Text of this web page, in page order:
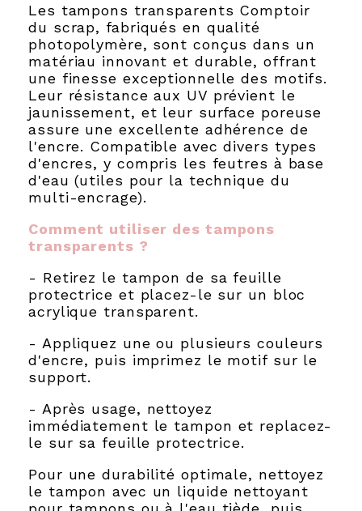
Les tampons transparents Comptoir
du scrap, fabriqués en qualité
photopolymère, sont conçus dans un
matériau innovant et durable, offrant
une finesse exceptionnelle des motifs.
Leur résistance aux UV prévient le
jaunissement, et leur surface poreuse
assure une excellente adhérence de
l'encre. Compatible avec divers types
d'encres, y compris les feutres à base
d'eau (utiles pour la technique du
multi-encrage).
Comment utiliser des tampons
transparents ?
- Retirez le tampon de sa feuille
protectrice et placez-le sur un bloc
acrylique transparent.
- Appliquez une ou plusieurs couleurs
d'encre, puis imprimez le motif sur le
support.
- Après usage, nettoyez
immédiatement le tampon et replacez-
le sur sa feuille protectrice.
Pour une durabilité optimale, nettoyez
le tampon avec un liquide nettoyant